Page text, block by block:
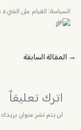
السياسة: القيام على
→ المقالة السابقة
اترك تعليقاً
لن يتم نشر عنوان بريدك